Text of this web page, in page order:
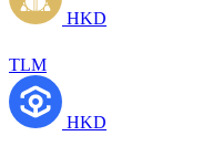
HKD
TLM
HKD